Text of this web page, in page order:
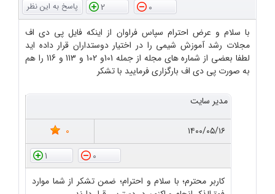
0
2
با سلام و عرض احترام سپاس فراوان از اینکه فایل پی دی اف
مجلات رشد آموزش شیمی را در اختیار دوستداران قرار داده اید
لطفا بعضی از شماره های مجله از جمله 101و 102 و 113 و 116 را هم
به صورت پی دی اف بارگزاری فرمایید با تشکر
مدیر سایت
۱۴۰۰/۰۵/۱۶
0
0
1
کاربر محترم؛ با سلام و احترام؛ ضمن تشکر از شما موارد